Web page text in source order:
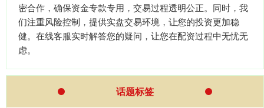
密合作，确保资金专款专用，交易过程透明公正。同时，我
们注重风险控制，提供实盘交易环境，让您的投资更加稳
健。在线客服实时解答您的疑问，让您在配资过程中无忧无
虑。
话题标签